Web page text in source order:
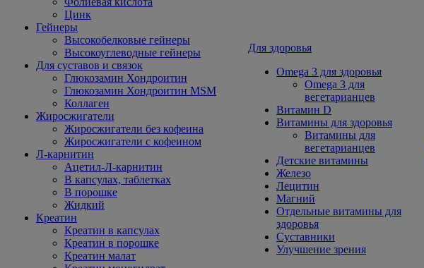
Цинк
Гейнеры
Высокобелковые гейнеры
Высокоуглеводные гейнеры
Для суставов и связок
Глюкозамин Хондроитин
Глюкозамин Хондроитин MSM
Коллаген
Жиросжигатели
Жиросжигатели без кофеина
Жиросжигатели с кофеином
Л-карнитин
Ацетил-Л-карнитин
В капсулах, таблетках
В порошке
Жидкий
Креатин
Креатин в капсулах
Креатин в порошке
Креатин малат
Для здоровья
Omega 3 для здоровья
Omega 3 для
вегетарианцев
Витамин D
Витамины для здоровья
Витамины для
вегетарианцев
Детские витамины
Железо
Лецитин
Магний
Отдельные витамины для
здоровья
Суставники
Улучшение зрения